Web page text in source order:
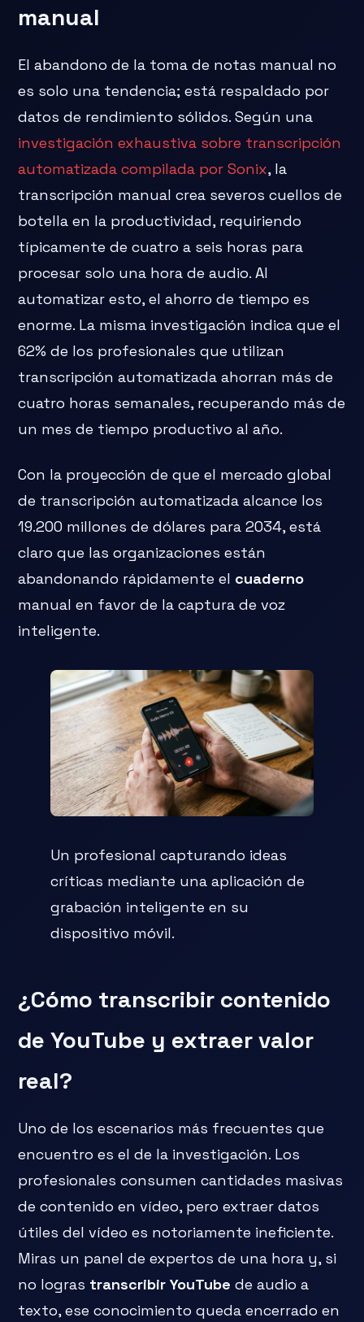
manual
El abandono de la toma de notas manual no
es solo una tendencia; está respaldado por
datos de rendimiento sólidos. Según una
investigación exhaustiva sobre transcripción
automatizada compilada por Sonix, la
transcripción manual crea severos cuellos de
botella en la productividad, requiriendo
típicamente de cuatro a seis horas para
procesar solo una hora de audio. Al
automatizar esto, el ahorro de tiempo es
enorme. La misma investigación indica que el
62% de los profesionales que utilizan
transcripción automatizada ahorran más de
cuatro horas semanales, recuperando más de
un mes de tiempo productivo al año.
Con la proyección de que el mercado global
de transcripción automatizada alcance los
19.200 millones de dólares para 2034, está
claro que las organizaciones están
abandonando rápidamente el cuaderno
manual en favor de la captura de voz
inteligente.
Un profesional capturando ideas
críticas mediante una aplicación de
grabación inteligente en su
dispositivo móvil.
¿Cómo transcribir contenido
de YouTube y extraer valor
real?
Uno de los escenarios más frecuentes que
encuentro es el de la investigación. Los
profesionales consumen cantidades masivas
de contenido en vídeo, pero extraer datos
útiles del vídeo es notoriamente ineficiente.
Miras un panel de expertos de una hora y, si
no logras transcribir YouTube de audio a
texto, ese conocimiento queda encerrado en